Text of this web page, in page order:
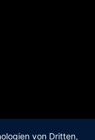
von Dritten,